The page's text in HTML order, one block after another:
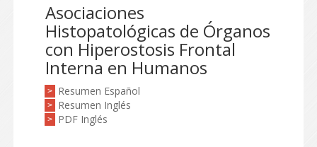
Asociaciones
Histopatológicas de Órganos
con Hiperostosis Frontal
Interna en Humanos
> Resumen Español
> Resumen Inglés
> PDF Inglés